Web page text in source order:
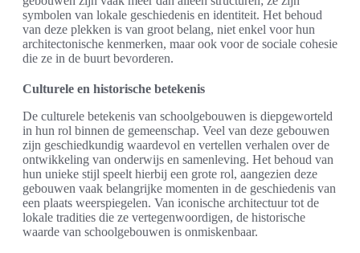
symbolen van lokale geschiedenis en identiteit. Het behoud
van deze plekken is van groot belang, niet enkel voor hun
architectonische kenmerken, maar ook voor de sociale cohesie
die ze in de buurt bevorderen.
Culturele en historische betekenis
De culturele betekenis van schoolgebouwen is diepgeworteld
in hun rol binnen de gemeenschap. Veel van deze gebouwen
zijn geschiedkundig waardevol en vertellen verhalen over de
ontwikkeling van onderwijs en samenleving. Het behoud van
hun unieke stijl speelt hierbij een grote rol, aangezien deze
gebouwen vaak belangrijke momenten in de geschiedenis van
een plaats weerspiegelen. Van iconische architectuur tot de
lokale tradities die ze vertegenwoordigen, de historische
waarde van schoolgebouwen is onmiskenbaar.